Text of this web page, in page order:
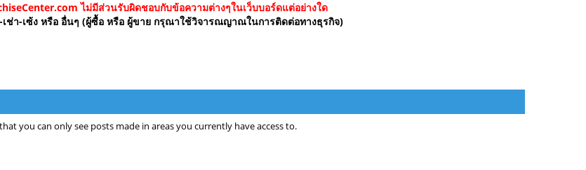
ไม่มีส่วนรับผิดชอบกับข้อความต่างๆในเว็บบอร์ดแต่อย่างใด
เช่า-เซ้ง หรือ อื่นๆ (ผู้ซื้อ หรือ ผู้ขาย กรุณาใช้วิจารณญาณในการติดต่อทางธุรกิจ)
you can only see posts made in areas you currently have access to.